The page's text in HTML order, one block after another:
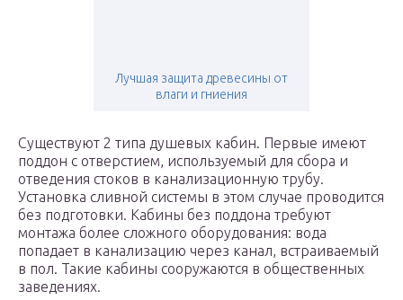
Лучшая защита древесины от
влаги и гниения
Существуют 2 типа душевых кабин. Первые имеют
поддон с отверстием, используемый для сбора и
отведения стоков в канализационную трубу.
Установка сливной системы в этом случае проводится
без подготовки. Кабины без поддона требуют
монтажа более сложного оборудования: вода
попадает в канализацию через канал, встраиваемый
в пол. Такие кабины сооружаются в общественных
заведениях.